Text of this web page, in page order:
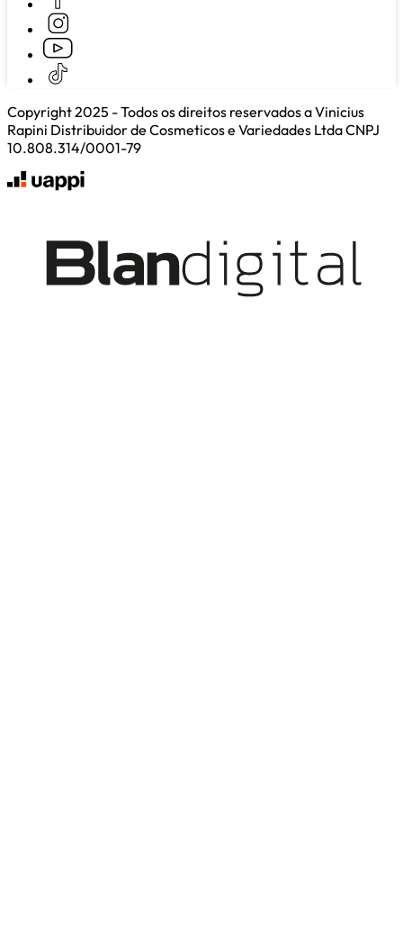
Copyright 2025 - Todos os direitos reservados a Vinicius
Rapini Distribuidor de Cosmeticos e Variedades Ltda CNPJ
10.808.314/0001-79